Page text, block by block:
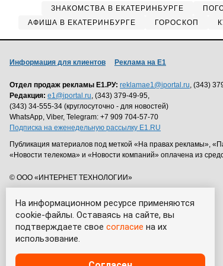
На информационном ресурсе применяются
cookie-файлы. Оставаясь на сайте, вы
подтверждаете свое согласие на их
использование.
ЗНАКОМСТВА В ЕКАТЕРИНБУРГЕ
АФИША В ЕКАТЕРИНБУРГЕ
ГОРОСКОП
Информация для клиентов Реклама на Е1
Отдел продаж рекламы Е1.РУ: reklamae1@iportal.ru, (343)
Редакция: e1@iportal.ru, (343) 379-49-95,
(343) 34-555-34 (круглосуточно - для новостей)
WhatsApp, Viber, Telegram: +7 909 704-57-70
Подписка на еженедельную рассылку E1.RU
Публикация материалов под меткой «На правах рекламы»,
«Новости телекома» и «Новости компаний» оплачена из
© ООО «ИНТЕРНЕТ ТЕХНОЛОГИИ»